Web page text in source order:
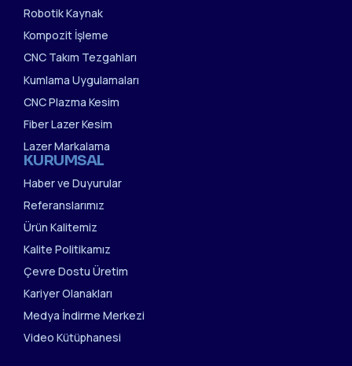
KURUMSAL
Haber ve Duyurular
Referanslarımız
Ürün Kalitemiz
Kalite Politikamız
Çevre Dostu Üretim
Kariyer Olanakları
Medya İndirme Merkezi
Video Kütüphanesi
Robotik Kaynak
Kompozit İşleme
CNC Takım Tezgahları
Kumlama Uygulamaları
CNC Plazma Kesim
Fiber Lazer Kesim
Lazer Markalama